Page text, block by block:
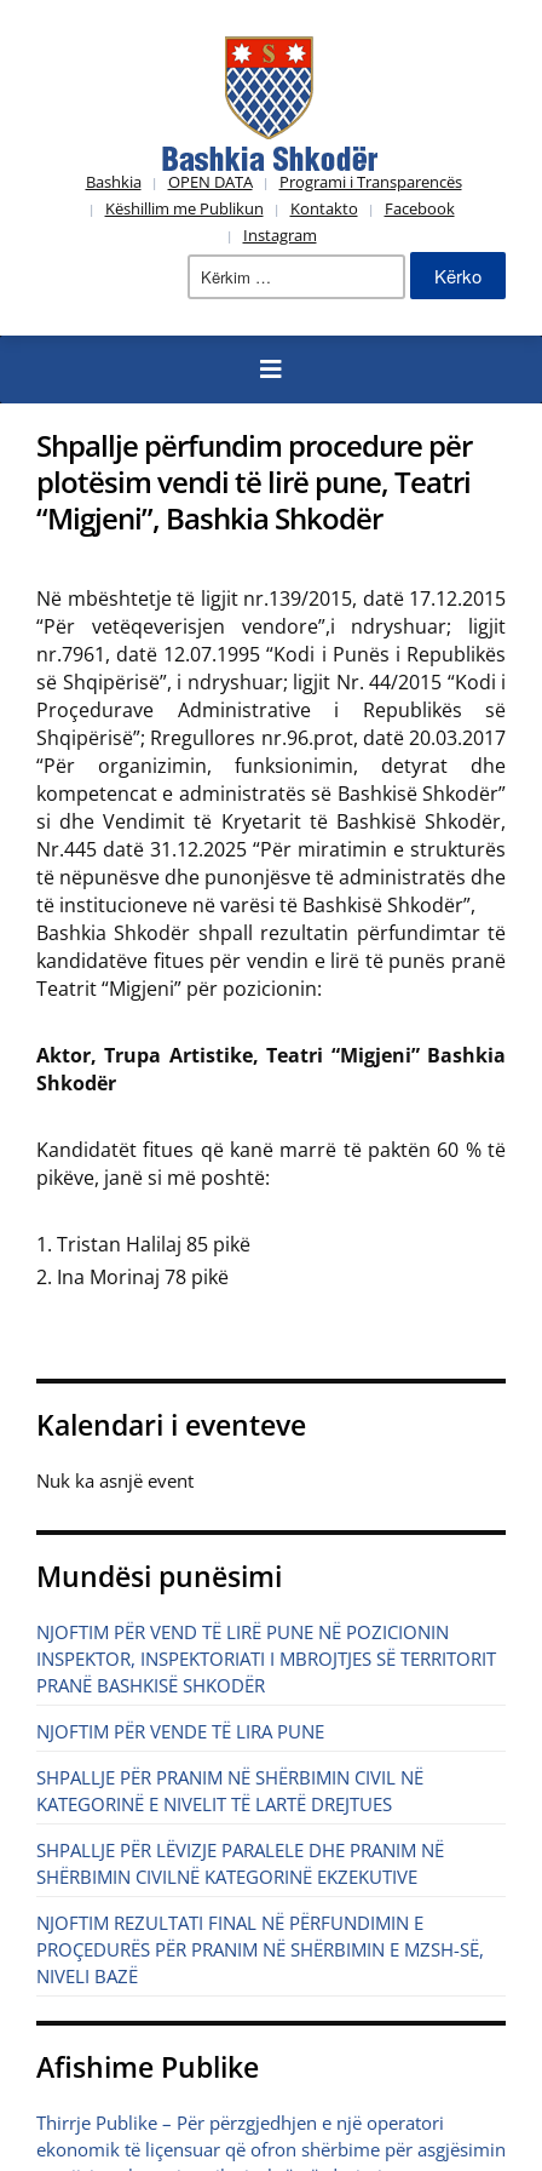
Bashkia OPEN DATA
Programi i Transparencës
Këshillim me Publikun
Kontakto
Facebook
Instagram
Kërko
Shpallje përfundim procedure për
plotësim vendi të lirë pune, Teatri
“Migjeni”, Bashkia Shkodër
Në mbështetje të ligjit nr.139/2015, datë 17.12.2015
“Për vetëqeverisjen vendore”,i ndryshuar; ligjit
nr.7961, datë 12.07.1995 “Kodi i Punës i Republikës
së Shqipërisë”, i ndryshuar; ligjit Nr. 44/2015 “Kodi i
Proçedurave Administrative i Republikës së
Shqipërisë”; Rregullores nr.96.prot, datë 20.03.2017
“Për organizimin, funksionimin, detyrat dhe
kompetencat e administratës së Bashkisë Shkodër”
si dhe Vendimit të Kryetarit të Bashkisë Shkodër,
Nr.445 datë 31.12.2025 “Për miratimin e strukturës
të nëpunësve dhe punonjësve të administratës dhe
të institucioneve në varësi të Bashkisë Shkodër”,
Bashkia Shkodër shpall rezultatin përfundimtar të
kandidatëve fitues për vendin e lirë të punës pranë
Teatrit “Migjeni” për pozicionin:
Aktor, Trupa Artistike, Teatri “Migjeni” Bashkia
Shkodër
Kandidatët fitues që kanë marrë të paktën 60 % të
pikëve, janë si më poshtë:
Tristan Halilaj 85 pikë
Ina Morinaj 78 pikë
Kalendari i eventeve
Nuk ka asnjë event
Mundësi punësimi
NJOFTIM PËR VEND TË LIRË PUNE NË POZICIONIN
INSPEKTOR, INSPEKTORIATI I MBROJTJES SË TERRITORIT
PRANË BASHKISË SHKODËR
NJOFTIM PËR VENDE TË LIRA PUNE
SHPALLJE PËR PRANIM NË SHËRBIMIN CIVIL NË
KATEGORINË E NIVELIT TË LARTË DREJTUES
SHPALLJE PËR LËVIZJE PARALELE DHE PRANIM NË
SHËRBIMIN CIVILNË KATEGORINË EKZEKUTIVE
NJOFTIM REZULTATI FINAL NË PËRFUNDIMIN E
PROÇEDURËS PËR PRANIM NË SHËRBIMIN E MZSH-SË,
NIVELI BAZË
Afishime Publike
Thirrje Publike – Për përzgjedhjen e një operatori
ekonomik të liçensuar që ofron shërbime për asgjësimin